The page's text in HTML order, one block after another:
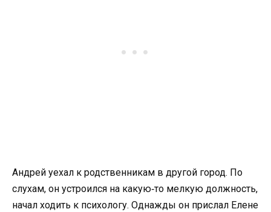
Андрей уехал к родственникам в другой город. По
слухам, он устроился на какую‑то мелкую должность,
начал ходить к психологу. Однажды он прислал Елене